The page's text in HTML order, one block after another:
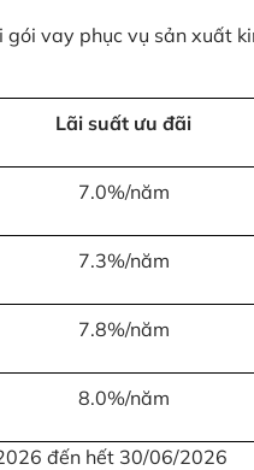
vay phục vụ sản xuất
Lãi suất ưu đãi
7.0%/năm
7.3%/năm
7.8%/năm
8.0%/năm
đến hết 30/06/2026